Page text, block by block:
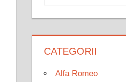
for:
CATEGORII
Alfa Romeo